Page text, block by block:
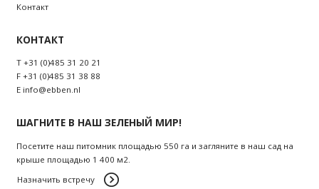
Контакт
КОНТАКТ
T+31 (0)485 31 20 21
F+31 (0)485 31 38 88
E info@ebben.nl
ШАГНИТЕ В НАШ ЗЕЛЕНЫЙ МИР!
Посетите наш питомник площадью 550 га и загляните в наш сад на
крыше площадью 1 400 м2.
Назначить встречу